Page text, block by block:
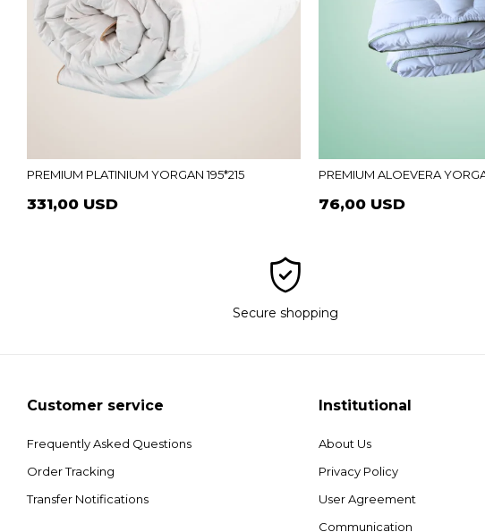
PREMIUM PLATINIUM YORGAN 195*215
331,00 USD
PREMIUM ALOEVERA
76,00 USD
Secure shopping
Customer service
Frequently Asked Questions
Order Tracking
Transfer Notifications
Institutional
About Us
Privacy Policy
User Agreement
Communication